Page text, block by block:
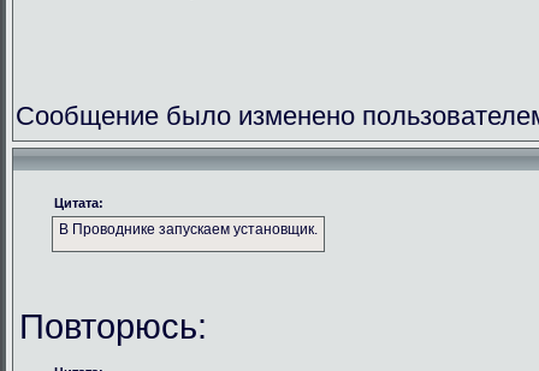
Сообщение было изменено
Цитата:
В Проводнике запускаем установщик.
Повторюсь: